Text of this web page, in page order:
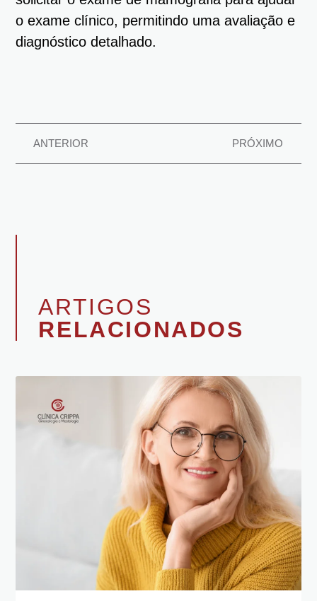
o exame clínico, permitindo uma avaliação e
diagnóstico detalhado.
ANTERIOR PRÓXIMO
ARTIGOS
RELACIONADOS